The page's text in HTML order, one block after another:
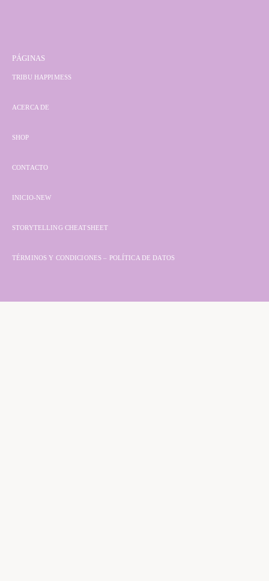
PÁGINAS
TRIBU HAPPIMESS
ACERCA DE
SHOP
CONTACTO
INICIO-NEW
STORYTELLING CHEATSHEET
TÉRMINOS Y CONDICIONES – POLÍTICA DE DATOS